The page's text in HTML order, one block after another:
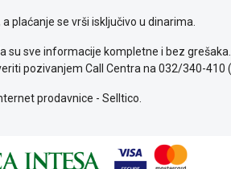
plaćanje se vrši isključivo u dinarima.
sve informacije kompletne i bez
pozivanjem Call Centra na 032/340-410
prodavnice - Selltico.